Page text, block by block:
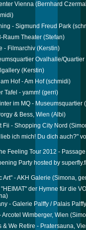
Vienna (Bernhard
- Sigmund Freud Park
Raum Theater (Stefan)
- Filmarchiv (Kerstin)
Ovalhalle/Quartier
(Kerstin)
Hof - Am Hof(schmidi)
Tafel - yamm! (gerri)
im MQ - Museumsquartier
& Bess, Wien (Albi)
Fii - Shopping City Nord
ich mich! Du dich auch?"
Feeling Tour 2012 - Passage
Party hosted by
Art" - AKH Galerie (Simona,
der Hymne für die
- Galerie Palffy / Palais Palffy
Wimberger, Wien
& We Retire - Pratersauna,